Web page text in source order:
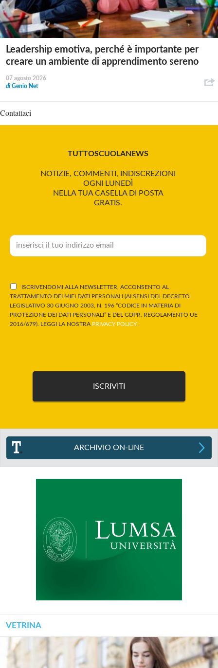
Leadership emotiva, perché è importante per
creare un ambiente di apprendimento sereno
07 agosto 2026
di Genio Net
Contattaci
TUTTOSCUOLANEWS
NOTIZIE, COMMENTI, INDISCREZIONI
OGNI LUNEDÌ
NELLA TUA CASELLA DI POSTA
GRATIS.
ISCRIVENDOMI ALLA NEWSLETTER, ACCONSENTO AL
TRATTAMENTO DEI MIEI DATI PERSONALI (AI SENSI DEL DECRETO
LEGISLATIVO 30 GIUGNO 2003, N. 196 “CODICE IN MATERIA DI
PROTEZIONE DEI DATI PERSONALI” E DEL GDPR, REGOLAMENTO UE
2016/679). LEGGI LA NOSTRA PRIVACY POLICY.
ARCHIVIO ON-LINE
VETRINA